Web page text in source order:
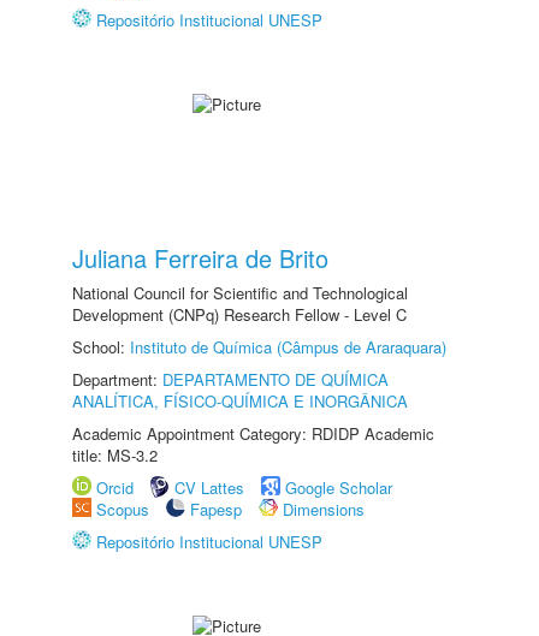
Repositório Institucional UNESP
Juliana Ferreira de Brito
National Council for Scientific and Technological
Development (CNPq) Research Fellow - Level C
School: Instituto de Química (Câmpus de Araraquara)
Department: DEPARTAMENTO DE QUÍMICA
ANALÍTICA, FÍSICO-QUÍMICA E INORGÂNICA
Academic Appointment Category: RDIDP Academic
title: MS-3.2
Orcid
CV Lattes
Google Scholar
Scopus
Fapesp
Dimensions
Repositório Institucional UNESP